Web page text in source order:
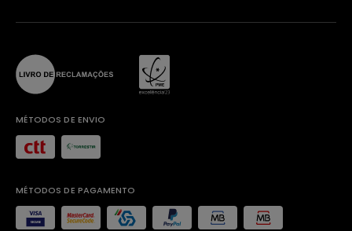
MÉTODOS DE ENVIO
MÉTODOS DE PAGAMENTO